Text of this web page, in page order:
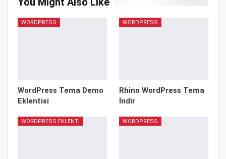
WORDPRESS
WordPress Tema Demo
Eklentisi
WORDPRESS
Rhino WordPress Tema
İndir
WORDPRESS EKLENTI WORDPRESS